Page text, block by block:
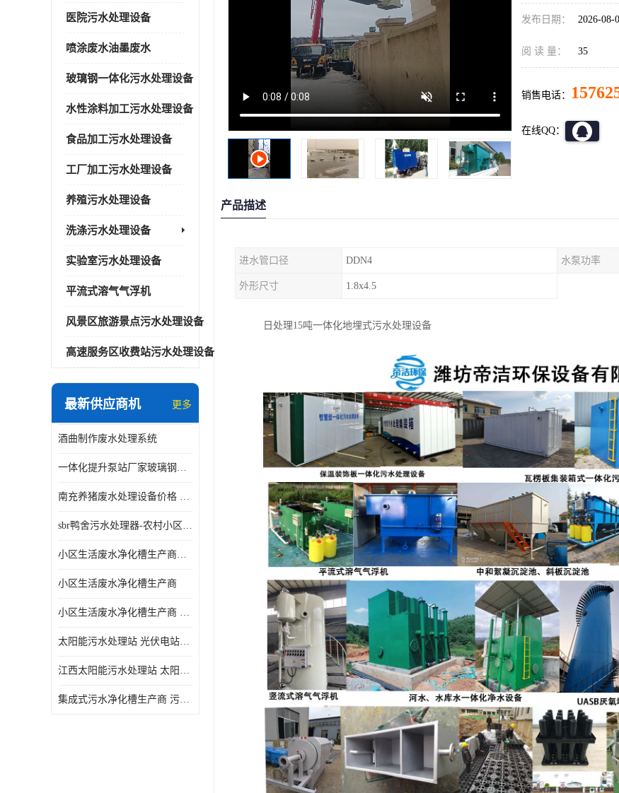
医院污水处理设备
喷涂废水油墨废水
玻璃钢一体化污水处理设备
水性涂料加工污水处理设备
食品加工污水处理设备
工厂加工污水处理设备
养殖污水处理设备
洗涤污水处理设备
实验室污水处理设备
平流式溶气气浮机
风景区旅游景点污水处理设备
高速服务区收费站污水处理设备
最新供应商机 更多
酒曲制作废水处理系统
一体化提升泵站厂家玻璃钢材质价格
南充养猪废水处理设备价格 ao污水处理器 *专人看管
sbr鸭舍污水处理器-农村小区生活污水净化器
小区生活废水净化槽生产商帝洁环保
小区生活废水净化槽生产商
小区生活废水净化槽生产商 污水净化槽装置
太阳能污水处理站 光伏电站污水处理器厂家定制
江西太阳能污水处理站 太阳能污水处理设备造型美观
集成式污水净化槽生产商 污水净化槽装置 一站式服务
发布日期： 2026-08-
阅 读 量： 35
销售电话：
在线QQ：
产品描述
进水管口径 DDN4 水泵功率
外形尺寸 1.8x4.5
日处理15吨一体化地埋式污水处理设备